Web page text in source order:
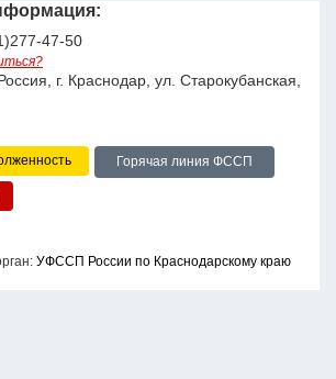
47-50
г. Краснодар, ул. Старокубанская,
Горячая линия ФССП
УФССП России по Краснодарскому краю